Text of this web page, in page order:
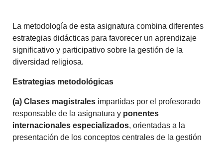
La metodología de esta asignatura combina diferentes
estrategias didácticas para favorecer un aprendizaje
significativo y participativo sobre la gestión de la
diversidad religiosa.
Estrategias metodológicas
(a) Clases magistrales impartidas por el profesorado
responsable de la asignatura y ponentes
internacionales especializados, orientadas a la
presentación de los conceptos centrales de la gestión